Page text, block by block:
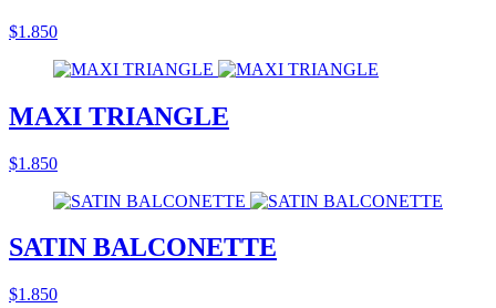
$1.850
MAXI TRIANGLE
$1.850
SATIN BALCONETTE
$1.850